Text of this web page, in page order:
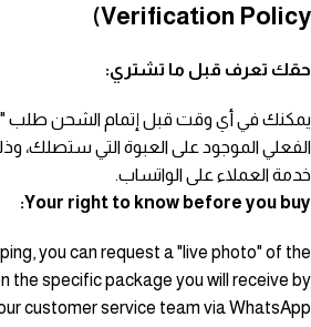
Verification Policy)
حقك تعرف قبل ما تشتري:
يمكنك في أي وقت قبل إتمام الشحن طلب
الفعلي الموجود على العبوة التي ستصلك،
خدمة العملاء على الواتساب.
Your right to know before you buy:
you can request a "live photo" of the
the specific package you will receive by
customer service team via WhatsApp.